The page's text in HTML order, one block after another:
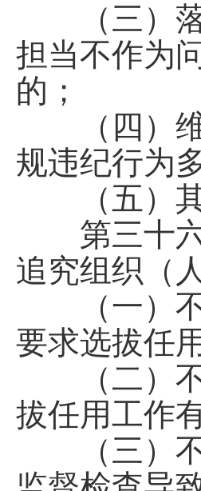
（三）落
担当不作为
的；
（四）维
规违纪行为
（五）其
第三十六
追究组织（
（一）不
要求选拔任
（二）不
拔任用工作
（三）不